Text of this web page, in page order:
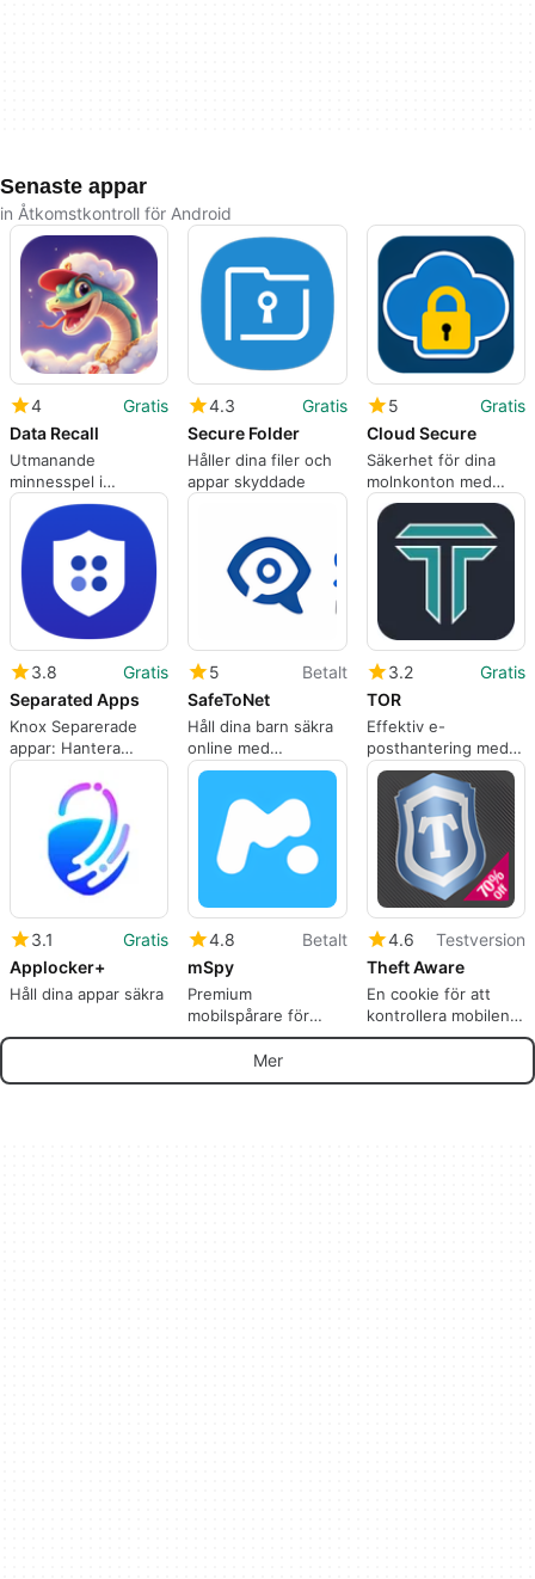
Senaste appar
in Åtkomstkontroll för Android
4
Gratis
Data Recall
Utmanande
minnesspel i
cyberpunkmiljö
4.3
Gratis
Secure Folder
Håller dina filer och
appar skyddade
5
Gratis
Cloud Secure
Säkerhet för dina
molnkonton med
Cloud Secure
3.8
Gratis
Separated Apps
Knox Separerade
appar: Hantera
arbets- och
personliga appar på
ett säkert sätt
5
Betalt
SafeToNet
Håll dina barn säkra
online med
SafeToNet
3.2
Gratis
TOR
Effektiv e-
posthantering med
TOR-appen
3.1
Gratis
Applocker+
Håll dina appar säkra
4.8
Betalt
mSpy
Premium
mobilspårare för
föräldrakontroll
4.6
Testversion
Theft Aware
En cookie för att
kontrollera mobilen
vid stöld
Mer